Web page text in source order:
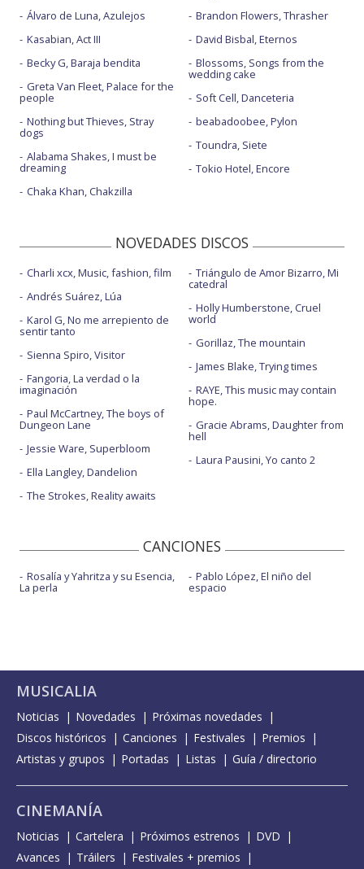
Álvaro de Luna, Azulejos
Kasabian, Act III
Becky G, Baraja bendita
Greta Van Fleet, Palace for the
people
Nothing but Thieves, Stray
dogs
Alabama Shakes, I must be
dreaming
Chaka Khan, Chakzilla
Brandon Flowers, Thrasher
David Bisbal, Eternos
Blossoms, Songs from the
wedding cake
Soft Cell, Danceteria
beabadoobee, Pylon
Toundra, Siete
Tokio Hotel, Encore
NOVEDADES DISCOS
Charli xcx, Music, fashion, film
Andrés Suárez, Lúa
Karol G, No me arrepiento de
sentir tanto
Sienna Spiro, Visitor
Fangoria, La verdad o la
imaginación
Paul McCartney, The boys of
Dungeon Lane
Jessie Ware, Superbloom
Ella Langley, Dandelion
The Strokes, Reality awaits
Triángulo de Amor Bizarro, Mi
catedral
Holly Humberstone, Cruel
world
Gorillaz, The mountain
James Blake, Trying times
RAYE, This music may contain
hope.
Gracie Abrams, Daughter from
hell
Laura Pausini, Yo canto 2
CANCIONES
Rosalía y Yahritza y su Esencia,
La perla
Pablo López, El niño del
espacio
MUSICALIA
Noticias Novedades
Próximas novedades
Discos históricos
Canciones Festivales
Premios
Artistas y grupos
Portadas Listas Guía / directorio
CINEMANÍA
Noticias Cartelera Próximos estrenos
DVD
Avances
Tráilers Festivales + premios